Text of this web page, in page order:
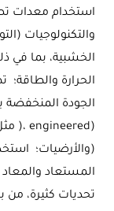
استخدام معدات
والتكنولوجيات
الخشبية، بما في
الحرارة
الجودة المنخفضة
(والأرضيات؛
المستعاد
تحديات كثيرة،